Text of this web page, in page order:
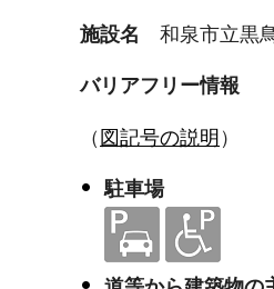
施設名 和泉市立黒
バリアフリー情報
（ 図記号の説明 ）
駐車場